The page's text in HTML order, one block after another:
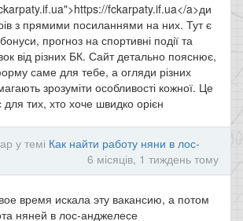
fckarpaty.if.ua</a>ди
з прямими посиланнями на них. Тут є
прогноз на спортивні події та
від різних БК. Сайт детально пояснює,
саме для тебе, а огляди різних
зрозуміти особливості кожної. Це
тих, хто хоче швидко орієн
у темі Как найти работу няни в лос-
6 місяців, 1 тиждень тому
время искала эту вакансию, а потом
няней в лос-анджелесе